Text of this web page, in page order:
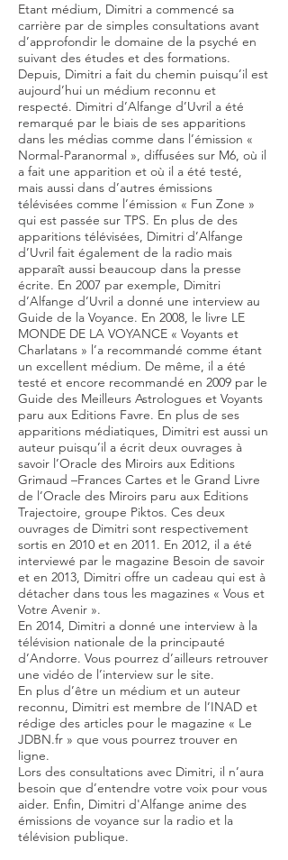
Etant médium, Dimitri a commencé sa
carrière par de simples consultations avant
d’approfondir le domaine de la psyché en
suivant des études et des formations.
Depuis, Dimitri a fait du chemin puisqu’il est
aujourd’hui un médium reconnu et
respecté. Dimitri d’Alfange d’Uvril a été
remarqué par le biais de ses apparitions
dans les médias comme dans l’émission «
Normal-Paranormal », diffusées sur M6, où il
a fait une apparition et où il a été testé,
mais aussi dans d’autres émissions
télévisées comme l’émission « Fun Zone »
qui est passée sur TPS. En plus de des
apparitions télévisées, Dimitri d’Alfange
d’Uvril fait également de la radio mais
apparaît aussi beaucoup dans la presse
écrite. En 2007 par exemple, Dimitri
d’Alfange d’Uvril a donné une interview au
Guide de la Voyance. En 2008, le livre LE
MONDE DE LA VOYANCE « Voyants et
Charlatans » l’a recommandé comme étant
un excellent médium. De même, il a été
testé et encore recommandé en 2009 par le
Guide des Meilleurs Astrologues et Voyants
paru aux Editions Favre. En plus de ses
apparitions médiatiques, Dimitri est aussi un
auteur puisqu’il a écrit deux ouvrages à
savoir l’Oracle des Miroirs aux Editions
Grimaud –Frances Cartes et le Grand Livre
de l’Oracle des Miroirs paru aux Editions
Trajectoire, groupe Piktos. Ces deux
ouvrages de Dimitri sont respectivement
sortis en 2010 et en 2011. En 2012, il a été
interviewé par le magazine Besoin de savoir
et en 2013, Dimitri offre un cadeau qui est à
détacher dans tous les magazines « Vous et
Votre Avenir ».
En 2014, Dimitri a donné une interview à la
télévision nationale de la principauté
d’Andorre. Vous pourrez d’ailleurs retrouver
une vidéo de l’interview sur le site.
En plus d’être un médium et un auteur
reconnu, Dimitri est membre de l’INAD et
rédige des articles pour le magazine « Le
JDBN.fr » que vous pourrez trouver en
ligne.
Lors des consultations avec Dimitri, il n’aura
besoin que d’entendre votre voix pour vous
aider. Enfin, Dimitri d'Alfange anime des
émissions de voyance sur la radio et la
télévision publique.